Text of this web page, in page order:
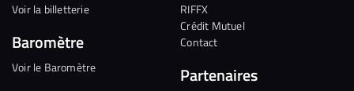
Voir la billetterie
Baromètre
Voir le Baromètre
RIFFX
Crédit Mutuel
Contact
Partenaires